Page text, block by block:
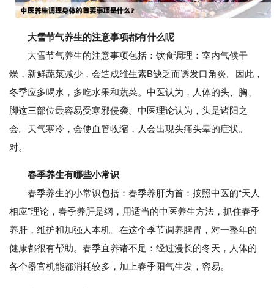
大雪节气养生的注意事项都有什么呢
大雪节气养生的注意事项包括：饮食调理：室内气候干
燥，新鲜蔬菜减少，会造成维生素B缺乏而诱发口角炎。因此，
冬季应多喝水，多吃水果和蔬菜。中医认为，人体的头、胸、
脚这三部位最容易受寒邪侵袭。中医理论认为，头是诸阳之
会。天气寒冷，会使血管收缩，人会出现头痛头晕的症状。
对。
春季养生有哪些小常识
春季养生的小常识包括：春季养肝为首：按照中医的“天人
相应”理论，春季养肝是纲，用适当的中医养生方法，抓住春季
养肝，维护和加强人本机。在这个季节调养脾胃，对一整年的
健康都很有帮助。春季宜养诸不足：经过漫长的冬天，人体的
各个器官机能都消耗较多，加上春季阳气生发，容易。